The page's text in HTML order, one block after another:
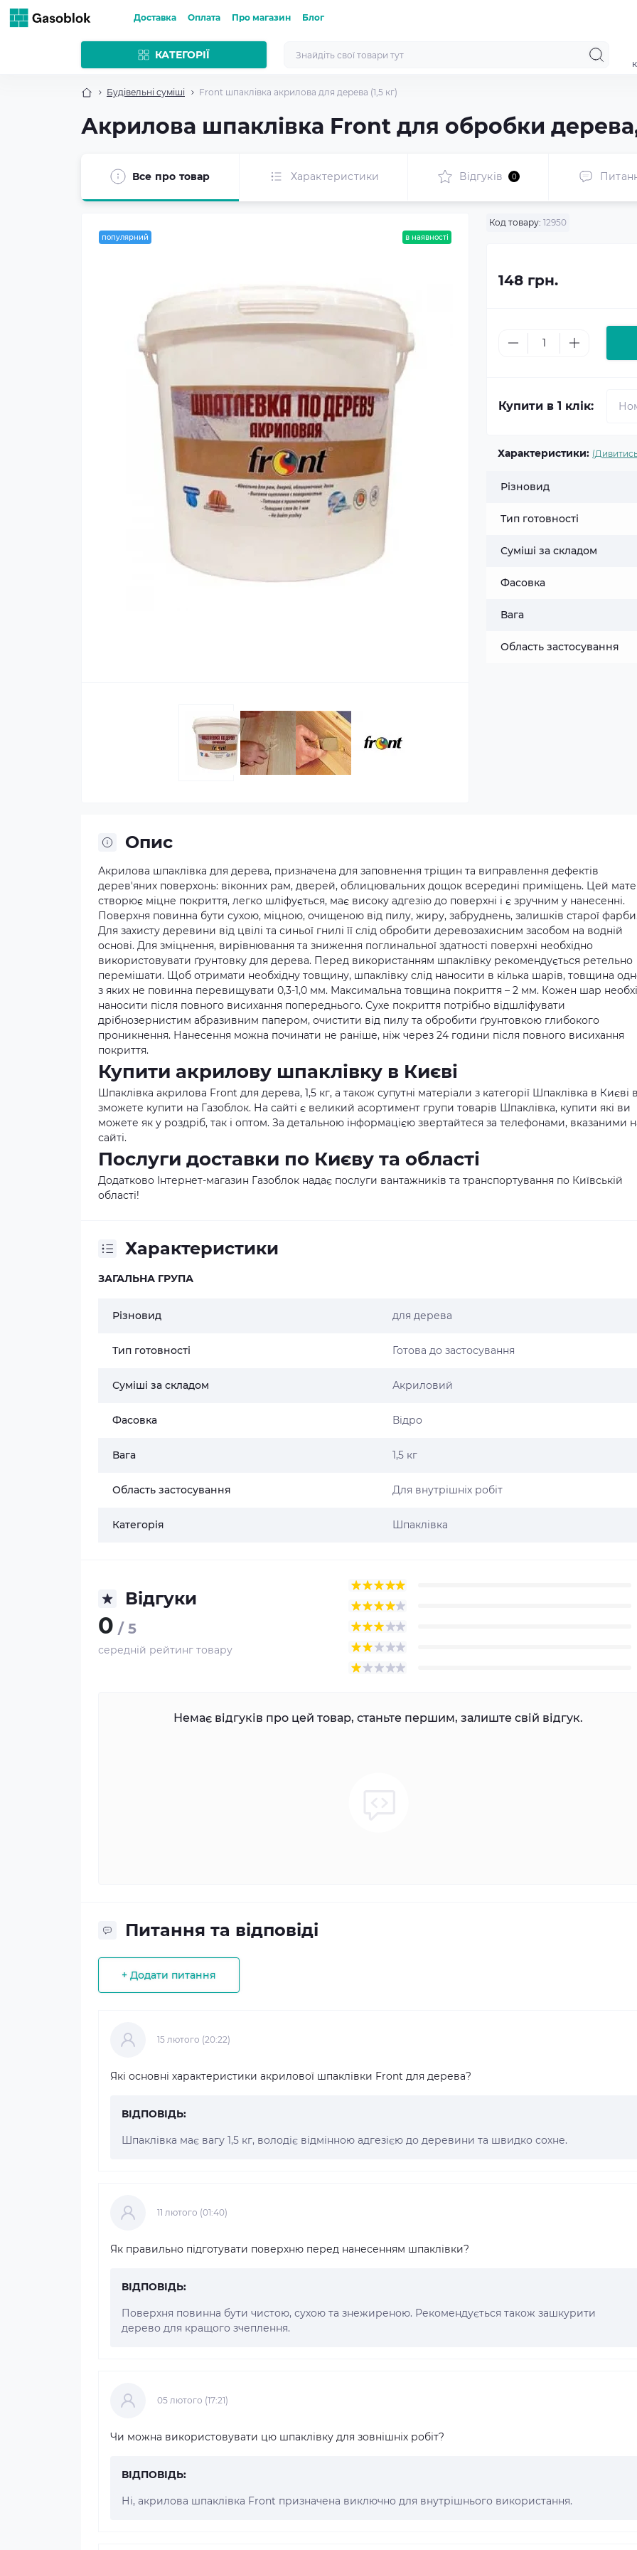
Доставка Оплата Про магазин Блог
КАТЕГОРІЇ
Будівельні суміші Front шпаклівка акрилова для дерева (1,5 кг)
Акрилова шпаклівка Front для обробки дерева,
Все про товар Характеристики Відгуків 0
популярний в наявності
Код товару: 12950
148 грн.
Купити в 1 клік:
Характеристики:
Різновид
Тип готовності
Суміші за складом
Фасовка
Вага
Область застосування
Опис
Акрилова шпаклівка для дерева, призначена для заповнення тріщин та виправлення дефектів
дерев'яних поверхонь: віконних рам, дверей, облицювальних дощок всередині приміщень. Цей
створює міцне покриття, легко шліфується, має високу адгезію до поверхні і є зручним у нанесенні.
Поверхня повинна бути сухою, міцною, очищеною від пилу, жиру, забруднень, залишків старої
Для захисту деревини від цвілі та синьої гнилі її слід обробити деревозахисним засобом на водній
основі. Для зміцнення, вирівнювання та зниження поглинальної здатності поверхні необхідно
використовувати ґрунтовку для дерева. Перед використанням шпаклівку рекомендується ретельно
перемішати. Щоб отримати необхідну товщину, шпаклівку слід наносити в кілька шарів, товщина
з яких не повинна перевищувати 0,3-1,0 мм. Максимальна товщина покриття – 2 мм. Кожен шар
наносити після повного висихання попереднього. Сухе покриття потрібно відшліфувати
дрібнозернистим абразивним папером, очистити від пилу та обробити ґрунтовкою глибокого
проникнення. Нанесення можна починати не раніше, ніж через 24 години після повного висихання
покриття.
Купити акрилову шпаклівку в Києві
Шпаклівка акрилова Front для дерева, 1,5 кг, а також супутні матеріали з категорії Шпаклівка в Києві
зможете купити на Газоблок. На сайті є великий асортимент групи товарів Шпаклівка, купити які ви
можете як у роздріб, так і оптом. За детальною інформацією звертайтеся за телефонами, вказаними
сайті.
Послуги доставки по Києву та області
Додатково Інтернет-магазин Газоблок надає послуги вантажників та транспортування по Київській
області!
Характеристики
ЗАГАЛЬНА ГРУПА
Різновид для дерева
Тип готовності Готова до застосування
Суміші за складом Акриловий
Фасовка Відро
Вага 1,5 кг
Область застосування Для внутрішніх робіт
Категорія Шпаклівка
Відгуки
0 / 5
середній рейтинг товару
Немає відгуків про цей товар, станьте першим, залиште свій відгук.
Питання та відповіді
+ Додати питання
15 лютого (20:22)
Які основні характеристики акрилової шпаклівки Front для дерева?
ВІДПОВІДЬ:
Шпаклівка має вагу 1,5 кг, володіє відмінною адгезією до деревини та швидко сохне.
11 лютого (01:40)
Як правильно підготувати поверхню перед нанесенням шпаклівки?
ВІДПОВІДЬ:
Поверхня повинна бути чистою, сухою та знежиреною. Рекомендується також зашкурити
дерево для кращого зчеплення.
05 лютого (17:21)
Чи можна використовувати цю шпаклівку для зовнішніх робіт?
ВІДПОВІДЬ:
Ні, акрилова шпаклівка Front призначена виключно для внутрішнього використання.